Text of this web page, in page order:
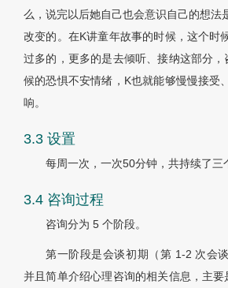
么，说完以后她自己也会意识自己的想法
改变的。在K讲童年故事的时候，这个时
过多的，更多的是去倾听、接纳这部分
候的恐惧不安情绪，K也就能够慢慢接受
响。
3.3 设置
每周一次，一次50分钟，共持续了三
3.4 咨询过程
咨询分为 5 个阶段。
第一阶段是会谈初期（第 1-2 次会
并且简单介绍心理咨询的相关信息，主要